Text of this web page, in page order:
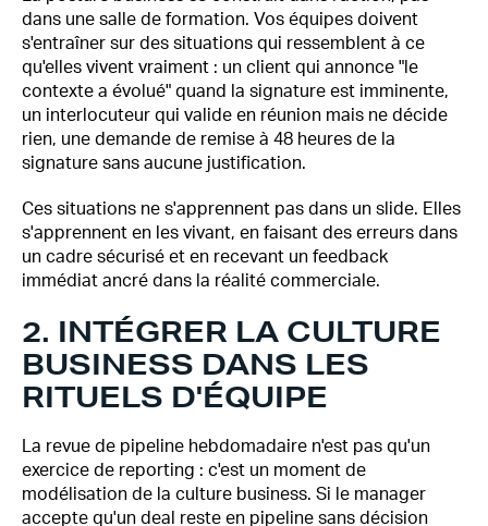
dans une salle de formation. Vos équipes doivent
s'entraîner sur des situations qui ressemblent à ce
qu'elles vivent vraiment : un client qui annonce "le
contexte a évolué" quand la signature est imminente,
un interlocuteur qui valide en réunion mais ne décide
rien, une demande de remise à 48 heures de la
signature sans aucune justification.
Ces situations ne s'apprennent pas dans un slide. Elles
s'apprennent en les vivant, en faisant des erreurs dans
un cadre sécurisé et en recevant un feedback
immédiat ancré dans la réalité commerciale.
2. INTÉGRER LA CULTURE
BUSINESS DANS LES
RITUELS D'ÉQUIPE
La revue de pipeline hebdomadaire n'est pas qu'un
exercice de reporting : c'est un moment de
modélisation de la culture business. Si le manager
accepte qu'un deal reste en pipeline sans décision